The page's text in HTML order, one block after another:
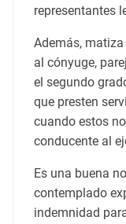
representantes
Además,
al cónyuge,
el segundo
que presten
cuando estos
conducente al
Es una buena
contemplado
indemnidad